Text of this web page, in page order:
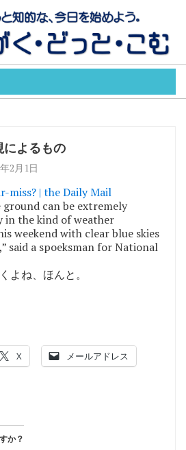
によるもの
2月1日
miss? | the Daily Mail
can be extremely
in the kind of weather
weekend with clear blue skies
said a spoeksman for National
よね、ほんと。
X メールアドレス
か？